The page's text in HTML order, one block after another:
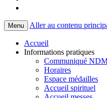
Menu Aller au contenu
Accueil
Informations pratiques
Communiqué
Horaires
Espace médailles
Accueil spirituel